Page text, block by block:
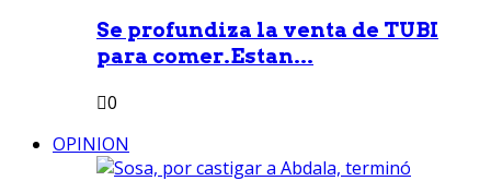
Se profundiza la venta de TUBI
para comer.Estan...
0
OPINION